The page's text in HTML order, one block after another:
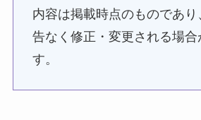
内容は掲載時点のものであ
告なく修正・変更される場合
す。